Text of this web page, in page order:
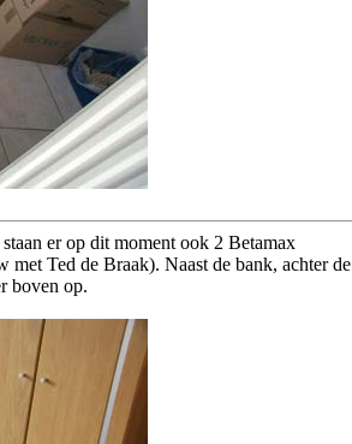
er op dit moment ook 2 Betamax
met Ted de Braak). Naast de bank, achter de
boven op.